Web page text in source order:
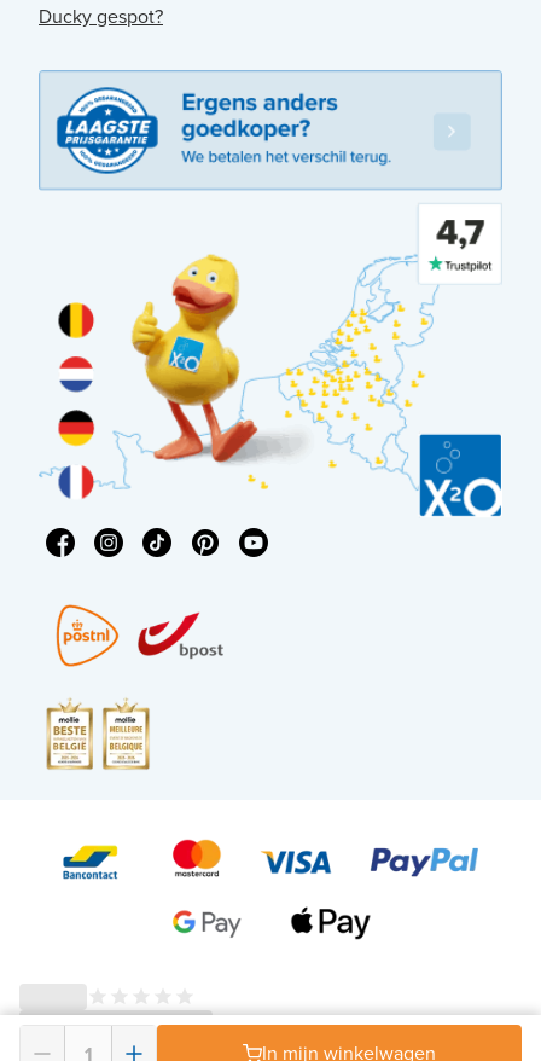
In mijn winkelwagen
Ducky gespot?
© 2026 - X²O Badkamers – BTW-nummer: BE0627.861.895 -